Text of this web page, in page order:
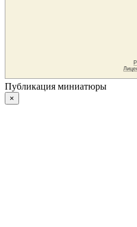
Публикация миниатюры
×